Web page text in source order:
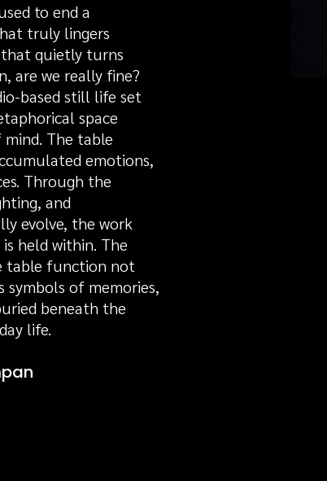
to end a
truly lingers
quietly turns
are we really fine?
based still life set
space
The table
emotions,
Through the
and
evolve, the work
held within. The
table function not
symbols of memories,
beneath the
life.